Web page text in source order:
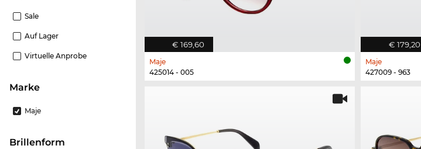
Sale
Auf Lager
Virtuelle Anprobe
Marke
Maje
Brillenform
€ 169,60
Maje
425014 - 005
€ 179,20
Maje
427009 - 963